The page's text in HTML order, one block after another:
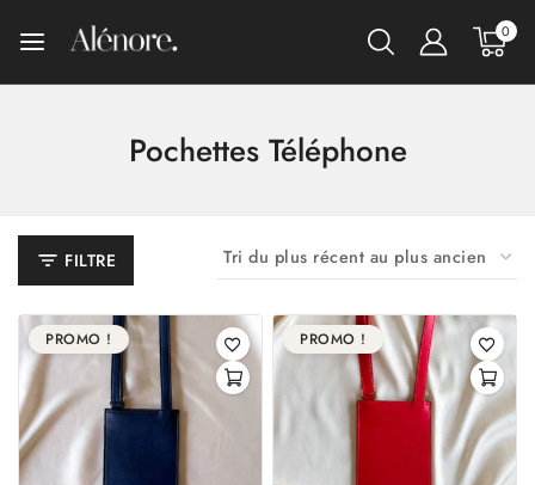
0
Pochettes Téléphone
FILTRE
PROMO ! PROMO !